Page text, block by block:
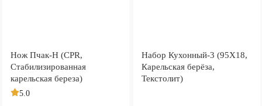
Нож Пчак-Н (CPR,
Стабилизированная
карельская береза)
5.0
Набор Кухонный-3 (95Х18,
Карельская берёза,
Текстолит)